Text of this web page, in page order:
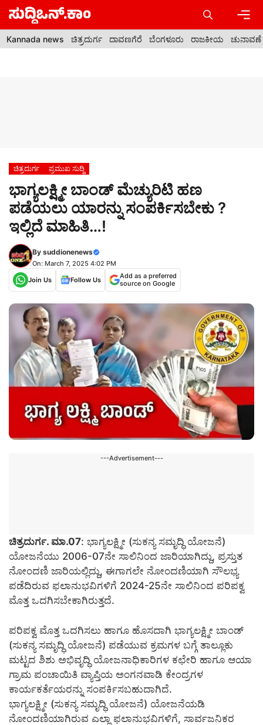
Skip
content
Kannada news ಚಿತ್ರದುರ್ಗ ದಾವಣಗೆರೆ ಬೆಂಗಳೂರು ರಾಜಕೀಯ ಚುನಾವಣೆ
ಚಿತ್ರದುರ್ಗ ಪ್ರಮುಖ ಸುದ್ದಿ
ಭಾಗ್ಯಲಕ್ಷ್ಮೀ ಬಾಂಡ್ ಮೆಚ್ಯುರಿಟಿ ಹಣ
ಪಡೆಯಲು ಯಾರನ್ನು ಸಂಪರ್ಕಿಸಬೇಕು ?
ಇಲ್ಲಿದೆ ಮಾಹಿತಿ…!
By suddionenews
On: March 7, 2025 4:02 PM
Join Us
Follow Us
Add as a preferred
source on Google
---Advertisement---
ಚಿತ್ರದುರ್ಗ. ಮಾ.07: ಭಾಗ್ಯಲಕ್ಷ್ಮೀ (ಸುಕನ್ಯ ಸಮೃದ್ಧಿ ಯೋಜನೆ)
ಯೋಜನೆಯು 2006-07ನೇ ಸಾಲಿನಿಂದ ಜಾರಿಯಾಗಿದ್ದು, ಪ್ರಸ್ತುತ
ನೋಂದಣಿ ಜಾರಿಯಲ್ಲಿದ್ದು, ಈಗಾಗಲೇ ನೋಂದಣಿಯಾಗಿ ಸೌಲಭ್ಯ
ಪಡೆದಿರುವ ಫಲಾನುಭವಿಗಳಿಗೆ 2024-25ನೇ ಸಾಲಿನಿಂದ ಪರಿಪಕ್ವ
ಮೊತ್ತ ಒದಗಿಸಬೇಕಾಗಿರುತ್ತದೆ.
ಪರಿಪಕ್ವ ಮೊತ್ತ ಒದಗಿಸಲು ಹಾಗೂ ಹೊಸದಾಗಿ ಭಾಗ್ಯಲಕ್ಷ್ಮೀ ಬಾಂಡ್
(ಸುಕನ್ಯ ಸಮೃದ್ಧಿ ಯೋಜನೆ) ಪಡೆಯುವ ಕ್ರಮಗಳ ಬಗ್ಗೆ ತಾಲ್ಲೂಕು
ಮಟ್ಟದ ಶಿಶು ಅಭಿವೃದ್ಧಿ ಯೋಜನಾಧಿಕಾರಿಗಳ ಕಛೇರಿ ಹಾಗೂ ಆಯಾ
ಗ್ರಾಮ ಪಂಚಾಯಿತಿ ವ್ಯಾಪ್ತಿಯ ಅಂಗನವಾಡಿ ಕೇಂದ್ರಗಳ
ಕಾರ್ಯಕರ್ತೆಯರನ್ನು ಸಂಪರ್ಕಿಸಬಹುದಾಗಿದೆ.
ಭಾಗ್ಯಲಕ್ಷ್ಮೀ (ಸುಕನ್ಯ ಸಮೃದ್ಧಿ ಯೋಜನೆ) ಯೋಜನೆಯಡಿ
ನೋಂದಣಿಯಾಗಿರುವ ಎಲ್ಲಾ ಫಲಾನುಭವಿಗಳಿಗೆ, ಸಾರ್ವಜನಿಕರ